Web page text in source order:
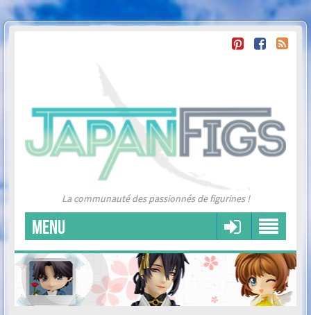
La communauté des passionnés de figurines !
MENU